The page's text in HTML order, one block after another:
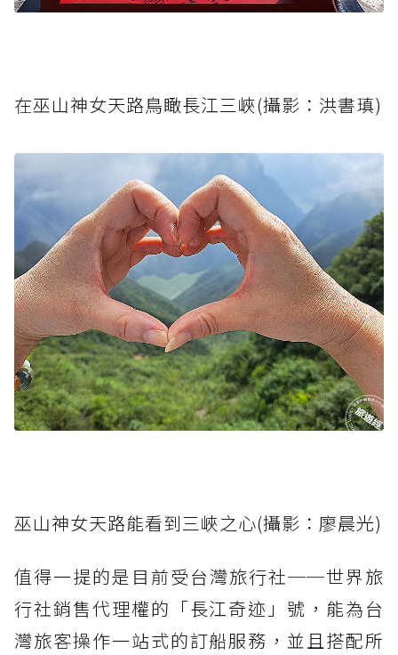
在巫山神女天路鳥瞰長江三峽(攝影：洪書瑱)
巫山神女天路能看到三峽之心(攝影：廖晨光)
值得一提的是目前受台灣旅行社──世界旅
行社銷售代理權的「長江奇迹」號，能為台
灣旅客操作一站式的訂船服務，並且搭配所